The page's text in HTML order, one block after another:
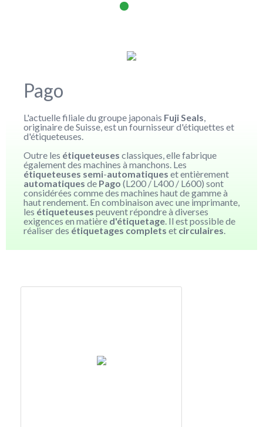
Pago
L'actuelle filiale du groupe japonais Fuji Seals
originaire de Suisse, est un fournisseur d'étiquettes et
d'étiqueteuses.
Outre les étiqueteuses classiques, elle fabrique
également des machines à manchons. Les
étiqueteuses semi-automatiques et entièrement
automatiques de Pago (L200 / L400 / L600) sont
considérées comme des machines haut de gamme à
haut rendement. En combinaison avec une imprimante,
les étiqueteuses peuvent répondre à diverses
exigences en matière d'étiquetage . Il est possible de
réaliser des étiquetages complets et circulaires